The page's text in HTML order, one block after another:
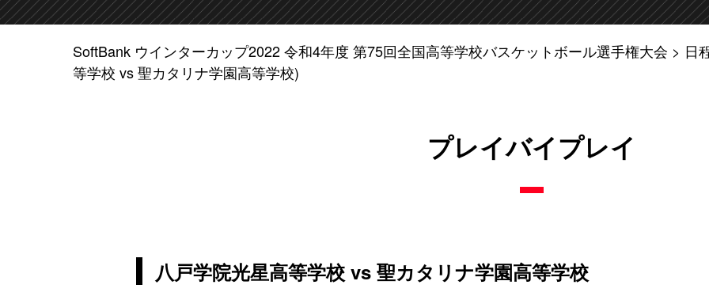
SoftBank ウインターカップ2022 令和4年度 第75回全国高等学校バスケットボール選手権大会 日
等学校 vs 聖カタリナ学園高等学校)
プレイバイプレイ
八戸学院光星高等学校 vs 聖カタリナ学園高等学校